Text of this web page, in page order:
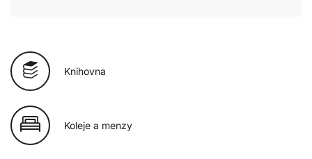
Knihovna
Koleje a menzy